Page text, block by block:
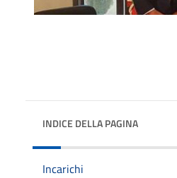
INDICE DELLA PAGINA
Incarichi